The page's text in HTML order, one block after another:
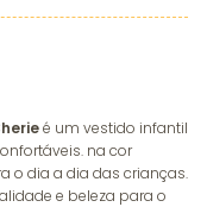
é um vestido infantil
na cor
o dia a dia das crianças.
e beleza para o